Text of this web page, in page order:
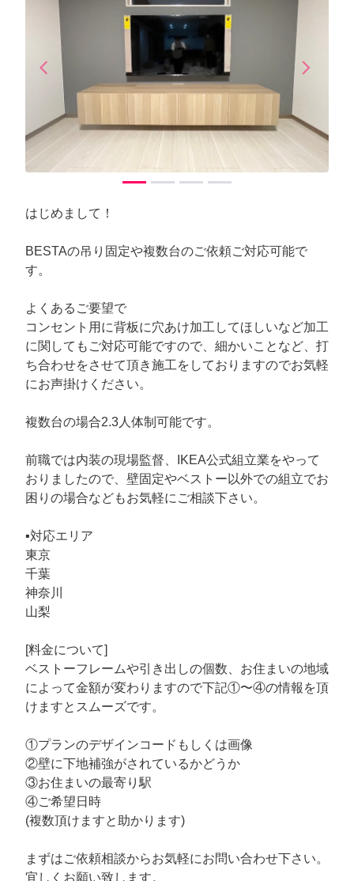
arrow_back_iosPrevious arrow_forward_iosNext
はじめまして！
BESTAの吊り固定や複数台のご依頼ご対応可能で
す。
よくあるご要望で
コンセント用に背板に穴あけ加工してほしいなど加工
に関してもご対応可能ですので、細かいことなど、打
ち合わせをさせて頂き施工をしておりますのでお気軽
にお声掛けください。
複数台の場合2.3人体制可能です。
前職では内装の現場監督、IKEA公式組立業をやって
おりましたので、壁固定やベストー以外での組立でお
困りの場合などもお気軽にご相談下さい。
▪︎対応エリア
東京
千葉
神奈川
山梨
[料金について]
ベストーフレームや引き出しの個数、お住まいの地域
によって金額が変わりますので下記①〜④の情報を頂
けますとスムーズです。
①プランのデザインコードもしくは画像
②壁に下地補強がされているかどうか
③お住まいの最寄り駅
④ご希望日時
(複数頂けますと助かります)
まずはご依頼相談からお気軽にお問い合わせ下さい。
宜しくお願い致します。